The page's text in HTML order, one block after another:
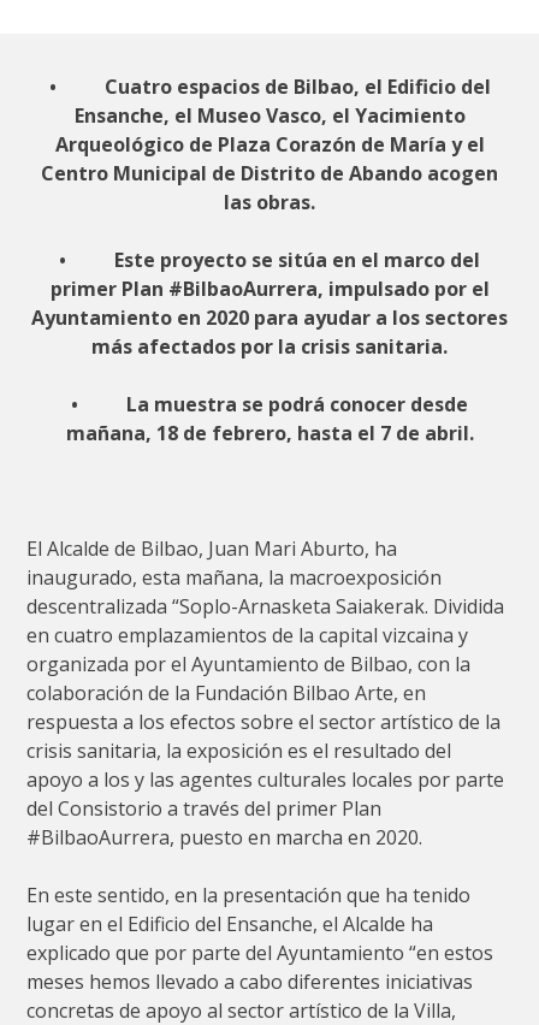
• Cuatro espacios de Bilbao, el Edificio del
Ensanche, el Museo Vasco, el Yacimiento
Arqueológico de Plaza Corazón de María y el
Centro Municipal de Distrito de Abando acogen
las obras.
• Este proyecto se sitúa en el marco del
primer Plan #BilbaoAurrera, impulsado por el
Ayuntamiento en 2020 para ayudar a los sectores
más afectados por la crisis sanitaria.
• La muestra se podrá conocer desde
mañana, 18 de febrero, hasta el 7 de abril.
El Alcalde de Bilbao, Juan Mari Aburto, ha
inaugurado, esta mañana, la macroexposición
descentralizada “Soplo-Arnasketa Saiakerak. Dividida
en cuatro emplazamientos de la capital vizcaina y
organizada por el Ayuntamiento de Bilbao, con la
colaboración de la Fundación Bilbao Arte, en
respuesta a los efectos sobre el sector artístico de la
crisis sanitaria, la exposición es el resultado del
apoyo a los y las agentes culturales locales por parte
del Consistorio a través del primer Plan
#BilbaoAurrera, puesto en marcha en 2020.
En este sentido, en la presentación que ha tenido
lugar en el Edificio del Ensanche, el Alcalde ha
explicado que por parte del Ayuntamiento “en estos
meses hemos llevado a cabo diferentes iniciativas
concretas de apoyo al sector artístico de la Villa,